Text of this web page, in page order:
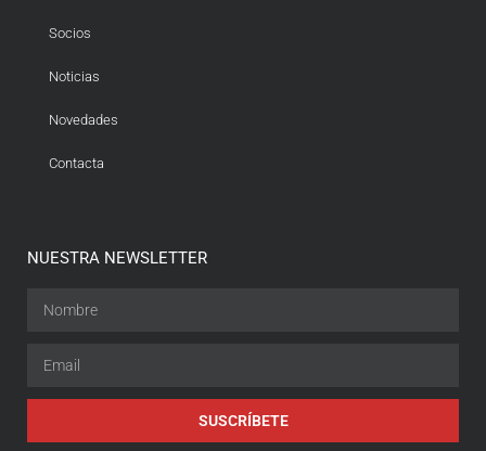
Socios
Noticias
Novedades
Contacta
NUESTRA NEWSLETTER
SUSCRÍBETE